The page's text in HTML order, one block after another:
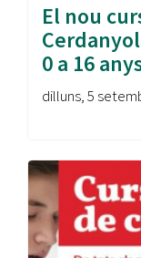
El nou
0 a 16
dilluns, 5